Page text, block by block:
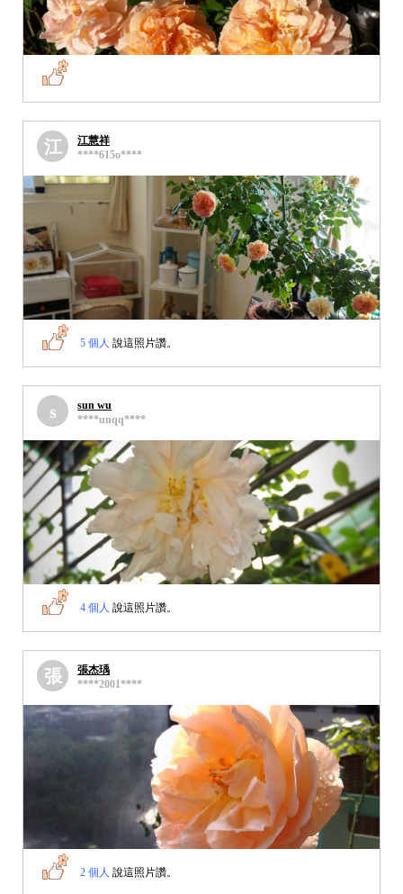
江
江慧祥
****615o****
5 個人 說這照片讚。
s
sun wu
****unqq****
4 個人 說這照片讚。
張
張杰瑀
****2001****
2 個人 說這照片讚。